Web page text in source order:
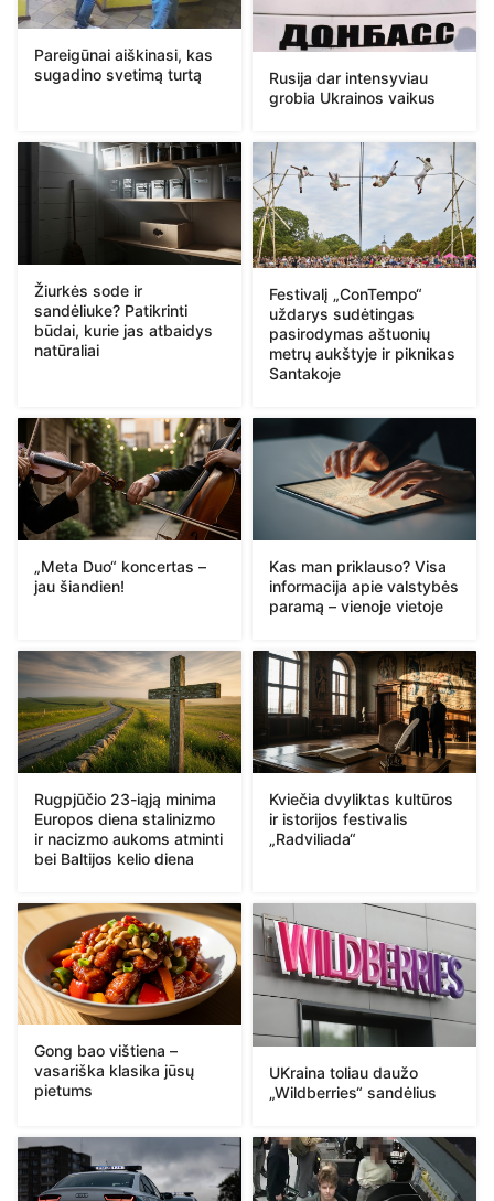
Pareigūnai aiškinasi, kas
sugadino svetimą turtą
Rusija dar intensyviau
grobia Ukrainos vaikus
Žiurkės sode ir
sandėliuke? Patikrinti
būdai, kurie jas atbaidys
natūraliai
Festivalį „ConTempo“
uždarys sudėtingas
pasirodymas aštuonių
metrų aukštyje ir piknikas
Santakoje
„Meta Duo“ koncertas –
jau šiandien!
Kas man priklauso? Visa
informacija apie valstybės
paramą – vienoje vietoje
Rugpjūčio 23-iąją minima
Europos diena stalinizmo
ir nacizmo aukoms atminti
bei Baltijos kelio diena
Kviečia dvyliktas kultūros
ir istorijos festivalis
„Radviliada“
Gong bao vištiena –
vasariška klasika jūsų
pietums
UKraina toliau daužo
„Wildberries“ sandėlius